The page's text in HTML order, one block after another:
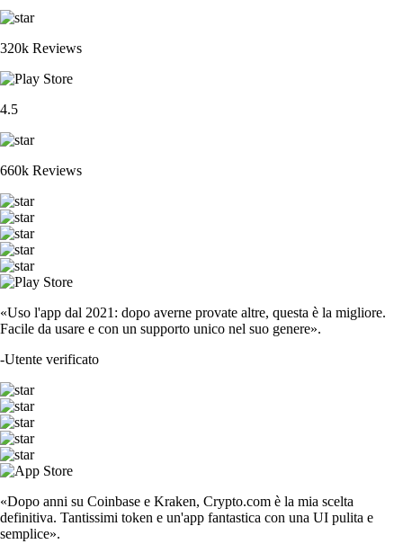
320k Reviews
4.5
660k Reviews
«Uso l'app dal 2021: dopo averne provate altre, questa è la migliore.
Facile da usare e con un supporto unico nel suo genere».
-Utente verificato
«Dopo anni su Coinbase e Kraken, Crypto.com è la mia scelta
definitiva. Tantissimi token e un'app fantastica con una UI pulita e
semplice».